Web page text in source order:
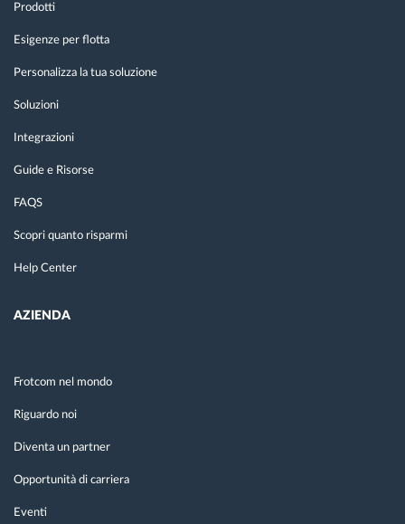
Prodotti
Esigenze per flotta
Personalizza la tua soluzione
Soluzioni
Integrazioni
Guide e Risorse
FAQS
Scopri quanto risparmi
Help Center
AZIENDA
Frotcom nel mondo
Riguardo noi
Diventa un partner
Opportunità di carriera
Eventi